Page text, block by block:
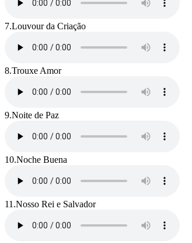
7.Louvour da Criação
8.Trouxe Amor
9.Noite de Paz
10.Noche Buena
11.Nosso Rei e Salvador